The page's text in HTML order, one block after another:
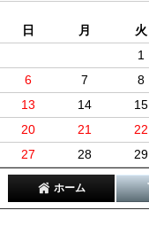
日
月 火
1
6
7 8
13
14 15
20
21 22
27
28 29
ホーム